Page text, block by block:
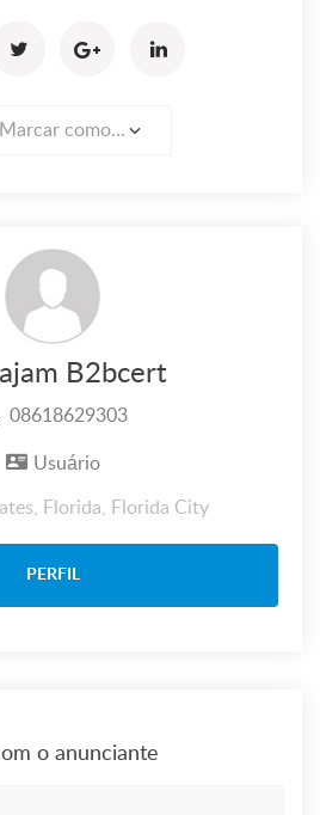
Marcar como...
B2bcert
08618629303
Usuário
Florida, Florida City
PERFIL
o anunciante